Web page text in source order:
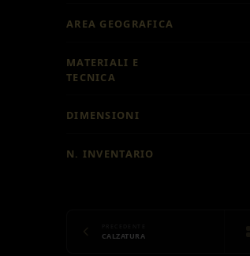
AREA GEOGRAFICA
MATERIALI E
TECNICA
DIMENSIONI
N. INVENTARIO
CALZATURA